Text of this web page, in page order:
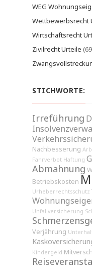
WEG
Wettbewerbsrecht
Wirtschaftsrecht
Zivilrecht Urteile
STICHWORTE:
Irreführung
Nachbesserung
Fahrverbot Haftung
Abmahnung
Betriebskosten
Urheberrechtsschutz
Unfallversicherung
Verjährung
Kindergeld